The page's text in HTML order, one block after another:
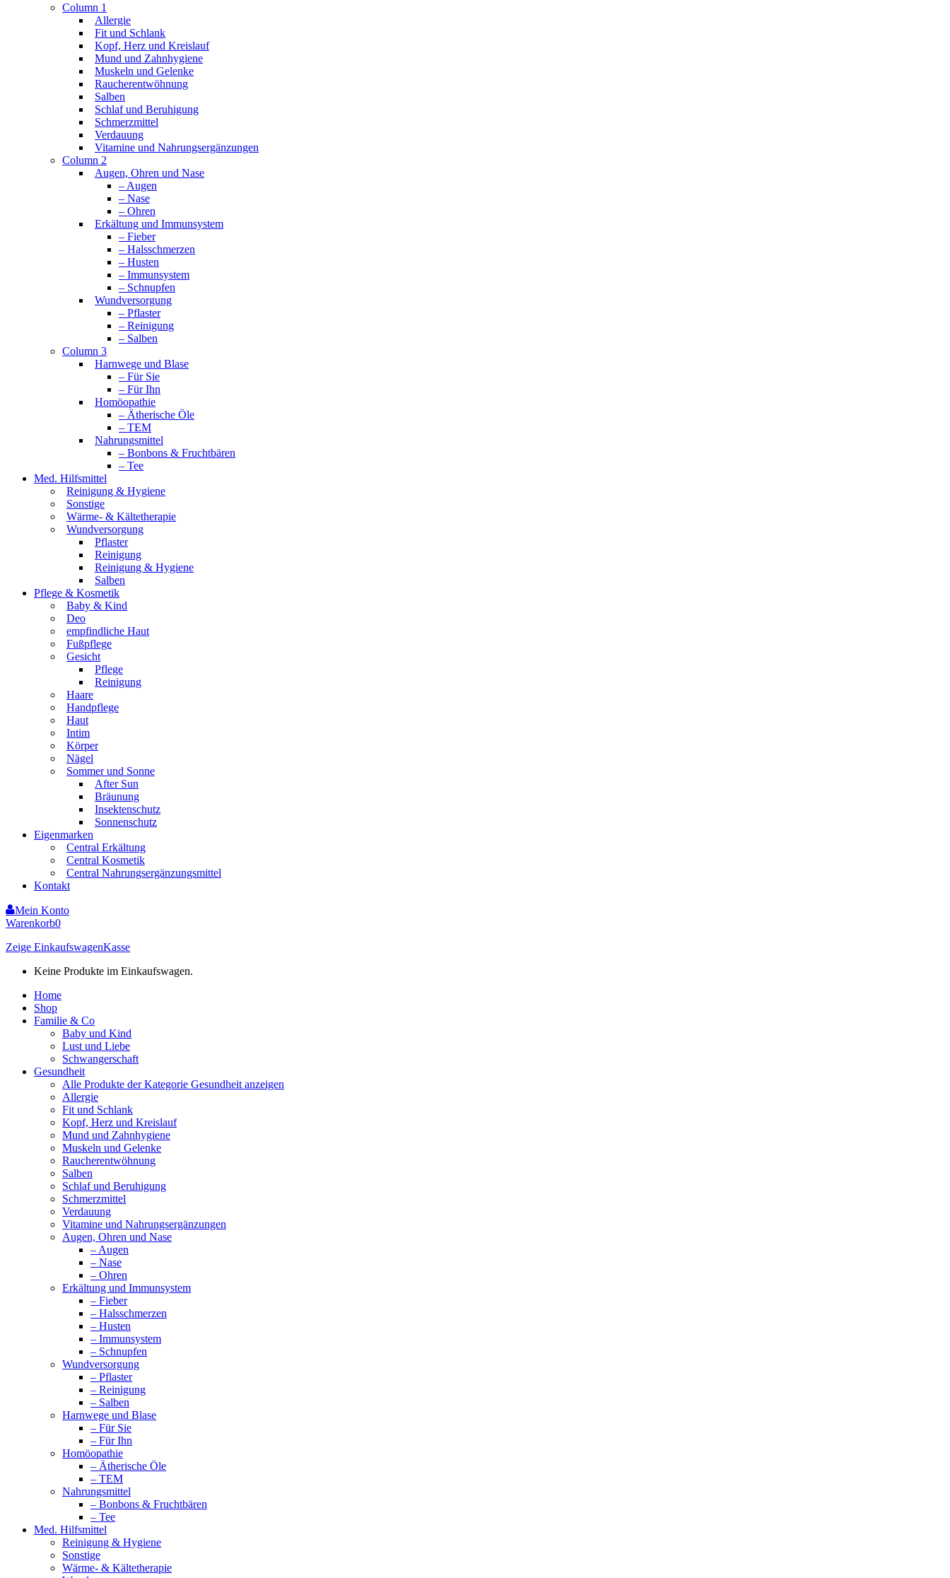
Column 1
Allergie
Fit und Schlank
Kopf, Herz und Kreislauf
Mund und Zahnhygiene
Muskeln und Gelenke
Raucherentwöhnung
Salben
Schlaf und Beruhigung
Schmerzmittel
Verdauung
Vitamine und Nahrungsergänzungen
Column 2
Augen, Ohren und Nase
– Augen
– Nase
– Ohren
Erkältung und Immunsystem
– Fieber
– Halsschmerzen
– Husten
– Immunsystem
– Schnupfen
Wundversorgung
– Pflaster
– Reinigung
– Salben
Column 3
Harnwege und Blase
– Für Sie
– Für Ihn
Homöopathie
– Ätherische Öle
– TEM
Nahrungsmittel
– Bonbons & Fruchtbären
– Tee
Med. Hilfsmittel
Reinigung & Hygiene
Sonstige
Wärme- & Kältetherapie
Wundversorgung
Pflaster
Reinigung
Reinigung & Hygiene
Salben
Pflege & Kosmetik
Baby & Kind
Deo
empfindliche Haut
Fußpflege
Gesicht
Pflege
Reinigung
Haare
Handpflege
Haut
Intim
Körper
Nägel
Sommer und Sonne
After Sun
Bräunung
Insektenschutz
Sonnenschutz
Eigenmarken
Central Erkältung
Central Kosmetik
Central Nahrungsergänzungsmittel
Kontakt
Mein Konto
Warenkorb0
Zeige EinkaufswagenKasse
Keine Produkte im Einkaufswagen.
Home
Shop
Familie & Co
Baby und Kind
Lust und Liebe
Schwangerschaft
Gesundheit
Alle Produkte der Kategorie Gesundheit anzeigen
Allergie
Fit und Schlank
Kopf, Herz und Kreislauf
Mund und Zahnhygiene
Muskeln und Gelenke
Raucherentwöhnung
Salben
Schlaf und Beruhigung
Schmerzmittel
Verdauung
Vitamine und Nahrungsergänzungen
Augen, Ohren und Nase
– Augen
– Nase
– Ohren
Erkältung und Immunsystem
– Fieber
– Halsschmerzen
– Husten
– Immunsystem
– Schnupfen
Wundversorgung
– Pflaster
– Reinigung
– Salben
Harnwege und Blase
– Für Sie
– Für Ihn
Homöopathie
– Ätherische Öle
– TEM
Nahrungsmittel
– Bonbons & Fruchtbären
– Tee
Med. Hilfsmittel
Reinigung & Hygiene
Sonstige
Wärme- & Kältetherapie